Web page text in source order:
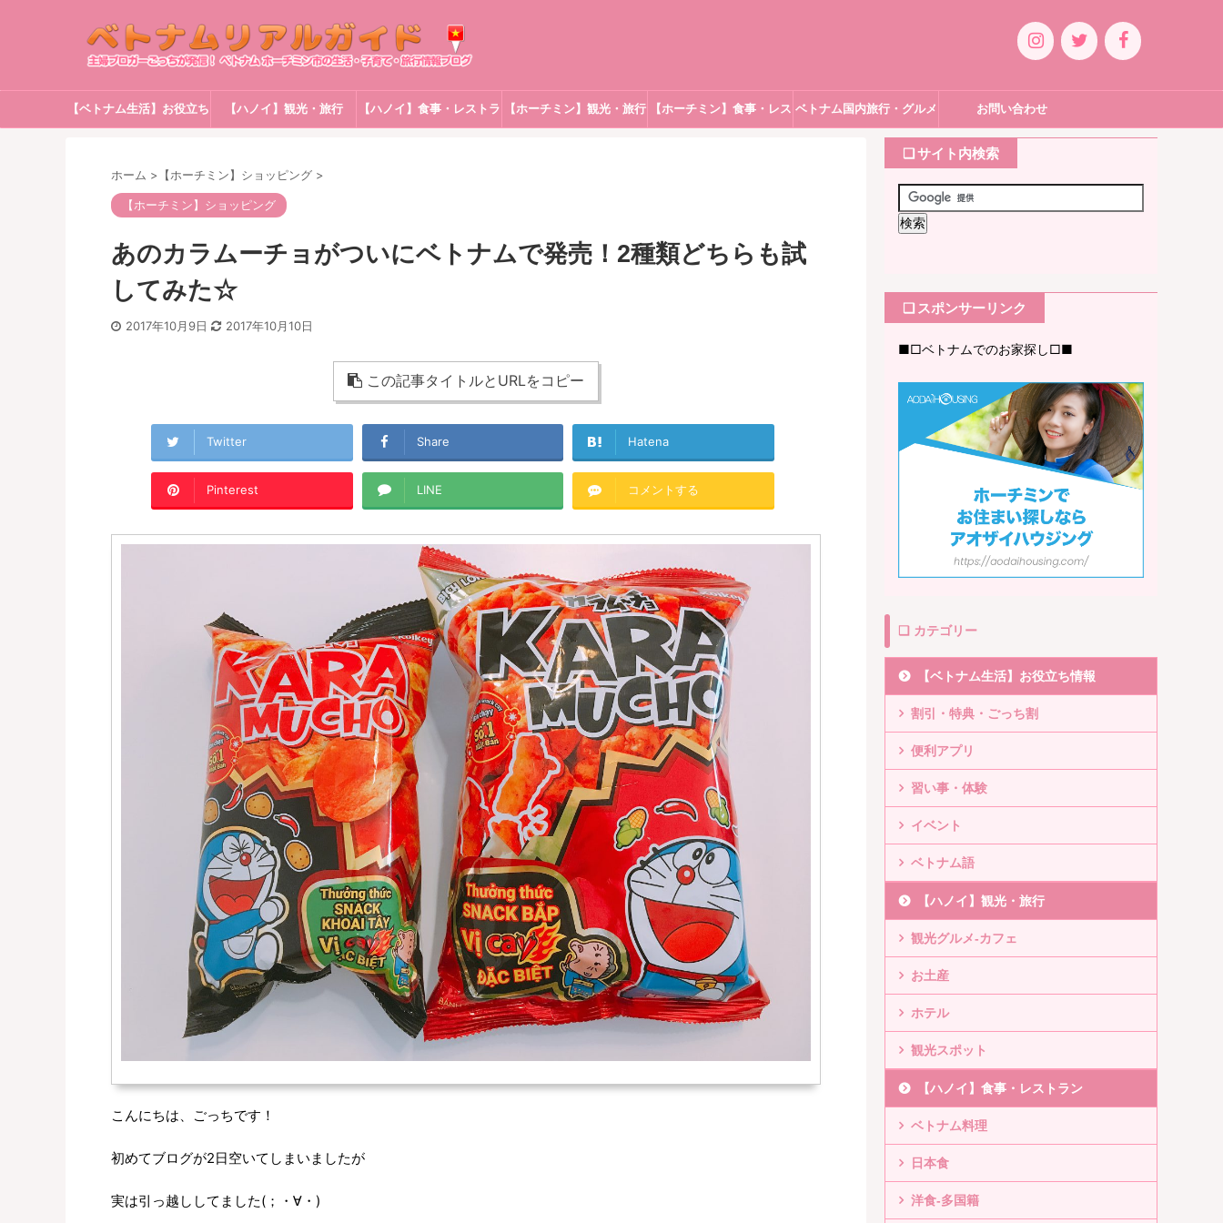
【ベトナム生活】お役立ち 【ハノイ】観光・旅行 【ハノイ】食事・レストラ 【ホーチミン】観光・旅行 【ホーチミン】食事・レス ベトナム国内旅行・グルメ お問い合わせ
ホーム > 【ホーチミン】ショッピング >
【ホーチミン】ショッピング
あのカラムーチョがついにベトナムで発売！2種類どちらも試
してみた☆
2017年10月9日 2017年10月10日
この記事タイトルとURLをコピー
Twitter Share Hatena
Pinterest LINE コメントする
こんにちは、ごっちです！
初めてブログが2日空いてしまいましたが
実は引っ越ししてました(；・∀・)
❏ サイト内検索
❏ スポンサーリンク
■□ベトナムでのお家探し□■
❏ カテゴリー
【ベトナム生活】お役立ち情報
割引・特典・ごっち割
便利アプリ
習い事・体験
イベント
ベトナム語
【ハノイ】観光・旅行
観光グルメ-カフェ
お土産
ホテル
観光スポット
【ハノイ】食事・レストラン
ベトナム料理
日本食
洋食-多国籍